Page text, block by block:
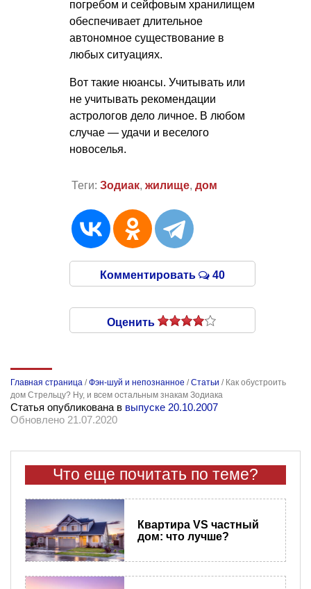
погребом и сейфовым хранилищем
обеспечивает длительное
автономное существование в
любых ситуациях.
Вот такие нюансы. Учитывать или
не учитывать рекомендации
астрологов дело личное. В любом
случае — удачи и веселого
новоселья.
Теги: Зодиак, жилище, дом
Комментировать 40
Оценить
Главная страница /Фэн-шуй и непознанное /Статьи / Как обустроить
дом Стрельцу? Ну, и всем остальным знакам Зодиака
Статья опубликована в выпуске 20.10.2007
Обновлено 21.07.2020
Что еще почитать по теме?
Квартира VS частный
дом: что лучше?